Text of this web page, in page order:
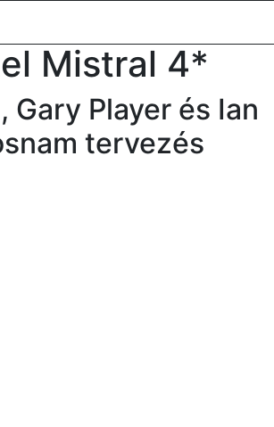
Mistral 4*
Gary Player és Ian
tervezés